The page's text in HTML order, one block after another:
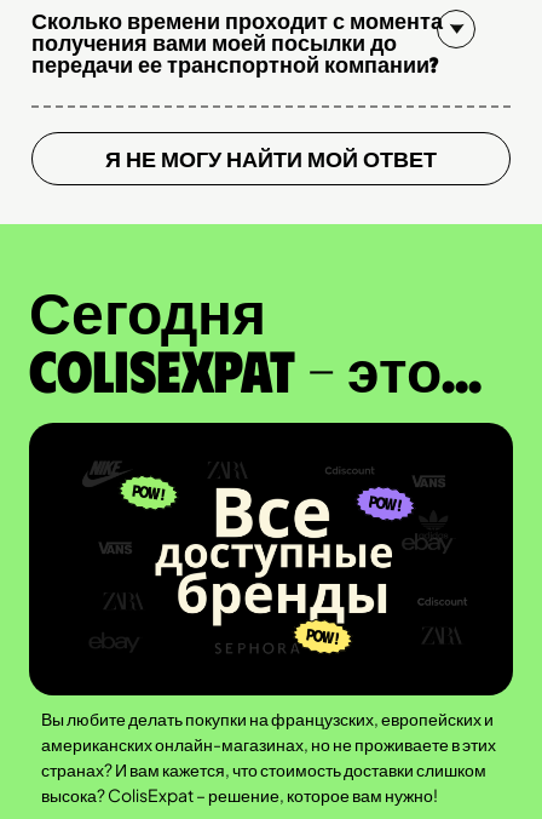
Сколько времени проходит с момента
получения вами моей посылки до
передачи ее транспортной компании?
Я НЕ МОГУ НАЙТИ МОЙ ОТВЕТ
Сегодня
ColisExpat - это...
Вы любите делать покупки на французских, европейских и
американских онлайн-магазинах, но не проживаете в этих
странах? И вам кажется, что стоимость доставки слишком
высока? ColisExpat – решение, которое вам нужно!